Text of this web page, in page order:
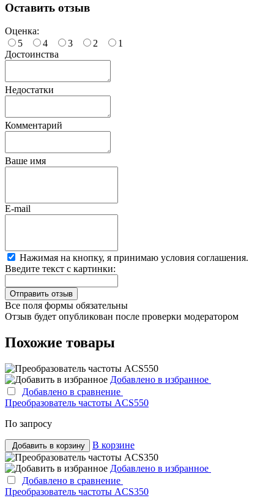
Оставить отзыв
Оценка:
5
4 3 2
1
Достоинства
Недостатки
Комментарий
Ваше имя
E-mail
Нажимая на кнопку, я принимаю условия соглашения.
Введите текст с картинки:
Все поля формы обязательны
Отзыв будет опубликован после проверки модератором
Похожие товары
Добавлено в избранное
Добавлено в сравнение
Преобразователь частоты ACS550
По запросу
Добавить в корзину В корзине
Добавлено в избранное
Добавлено в сравнение
Преобразователь частоты ACS350